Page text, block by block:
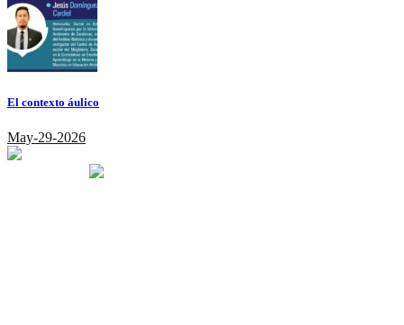
El contexto áulico
May-29-2026